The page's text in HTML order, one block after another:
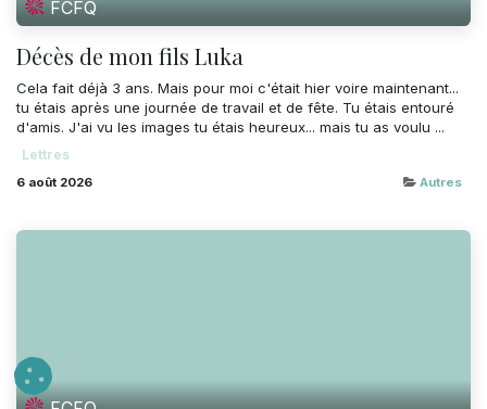
FCFQ
Décès de mon fils Luka
Cela fait déjà 3 ans. Mais pour moi c'était hier voire maintenant...
tu étais après une journée de travail et de fête. Tu étais entouré
d'amis. J'ai vu les images tu étais heureux... mais tu as voulu ...
Lettres
6 août 2026 Autres